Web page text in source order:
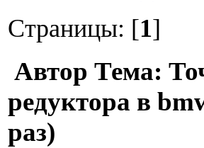
Страницы: [1]
Автор Тема:
редуктора в
раз)